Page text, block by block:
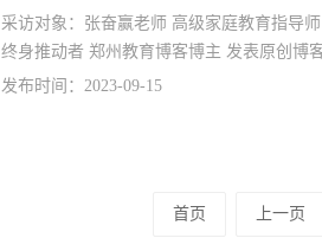
药停掉了
采访对象：张奋赢老师 高级家庭教育指导师 王纪琼生活化心理学
终身推动者 郑州教育博客博主
发布时间：2023-09-15
首页 上一页